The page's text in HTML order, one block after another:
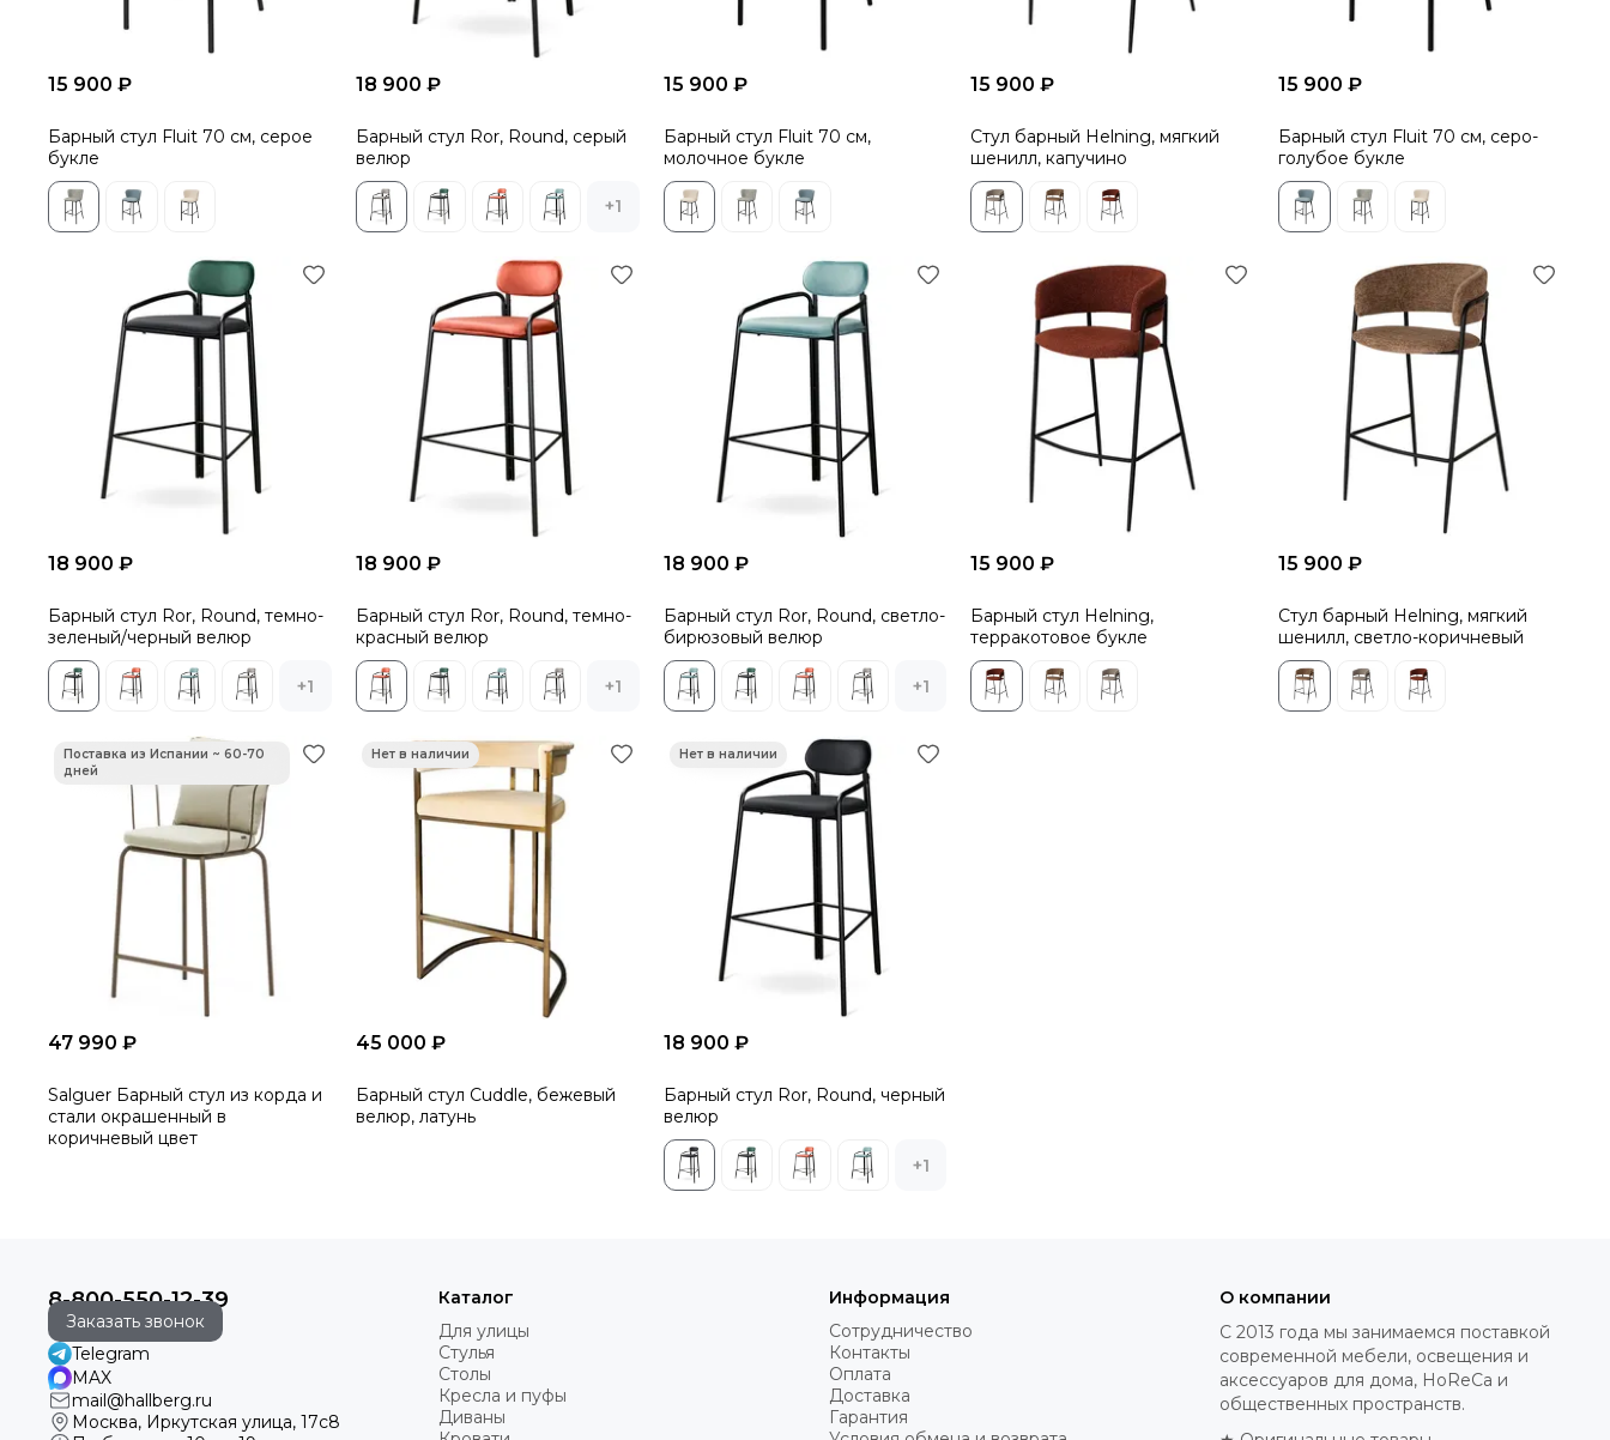
15 900 ₽
Барный стул Fluit 70 см, серое
букле
18 900 ₽
Барный стул Ror, Round, серый
велюр
+1
15 900 ₽
Барный стул Fluit 70 см,
молочное букле
15 900 ₽
Стул барный Helning, мягкий
шенилл, капучино
15 900 ₽
Барный стул Fluit 70 см, серо-
голубое букле
18 900 ₽
Барный стул Ror, Round, темно-
зеленый/черный велюр
+1
18 900 ₽
Барный стул Ror, Round, темно-
красный велюр
+1
18 900 ₽
Барный стул Ror, Round, светло-
бирюзовый велюр
+1
15 900 ₽
Барный стул Helning,
терракотовое букле
15 900 ₽
Стул барный Helning, мягкий
шенилл, светло-коричневый
47 990 ₽
Salguer Барный стул из корда и
стали окрашенный в
коричневый цвет
45 000 ₽
Барный стул Cuddle, бежевый
велюр, латунь
18 900 ₽
Барный стул Ror, Round, черный
велюр
+1
8-800-550-12-39
Заказать звонок
Telegram
MAX
mail@hallberg.ru
Москва, Иркутская улица, 17с8
Каталог
Для улицы
Стулья
Столы
Кресла и пуфы
Диваны
Информация
Сотрудничество
Контакты
Оплата
Доставка
Гарантия
О компании
С 2013 года мы занимаемся поставкой
современной мебели, освещения и
аксессуаров для дома, HoReCa и
общественных пространств.